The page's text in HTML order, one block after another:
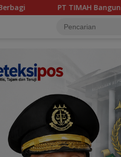
Bangun Rumah Layak Huni